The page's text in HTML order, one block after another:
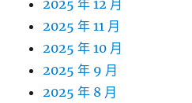
2025 年 12 月
2025 年 11 月
2025 年 10 月
2025 年 9 月
2025 年 8 月